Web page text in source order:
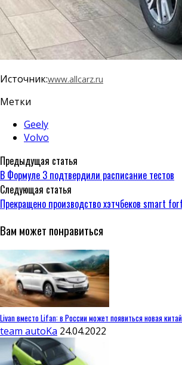
Источник:www.allcarz.ru
Метки
Geely
Volvo
Предыдущая статья
В Формуле 3 подтвердили расписание тестов
Следующая статья
Прекращено производство хэтчбеков smart
Вам может понравиться
Livan вместо Lifan: в России может появиться новая
team autoKa 24.04.2022